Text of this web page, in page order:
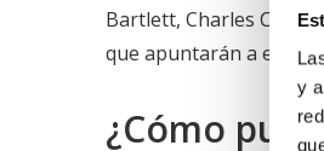
y
Bartlett, Charles
que apuntarán a
¿Cómo